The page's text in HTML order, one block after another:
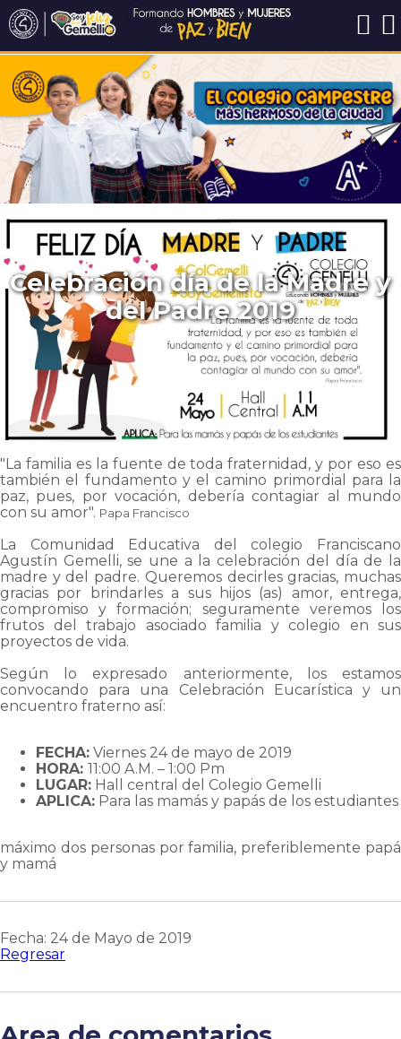
Celebración día de la Madre y
del Padre 2019
"La familia es la fuente de toda fraternidad, y por eso es
también el fundamento y el camino primordial para la
paz, pues, por vocación, debería contagiar al mundo
con su amor". Papa Francisco
La Comunidad Educativa del colegio Franciscano
Agustín Gemelli, se une a la celebración del día de la
madre y del padre. Queremos decirles gracias, muchas
gracias por brindarles a sus hijos (as) amor, entrega,
compromiso y formación; seguramente veremos los
frutos del trabajo asociado familia y colegio en sus
proyectos de vida.
Según lo expresado anteriormente, los estamos
convocando para una Celebración Eucarística y un
encuentro fraterno así:
FECHA: Viernes 24 de mayo de 2019
HORA: 11:00 A.M. – 1:00 Pm
LUGAR: Hall central del Colegio Gemelli
APLICA: Para las mamás y papás de los estudiantes
máximo dos personas por familia, preferiblemente papá
y mamá
Fecha: 24 de Mayo de 2019
Regresar